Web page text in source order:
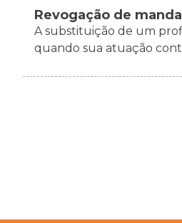
Revogação de
A substituição de um
quando sua atuação